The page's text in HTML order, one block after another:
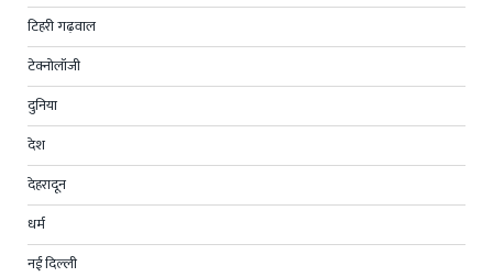
टिहरी गढ़वाल
टेक्नोलॉजी
दुनिया
देश
देहरादून
धर्म
नई दिल्ली